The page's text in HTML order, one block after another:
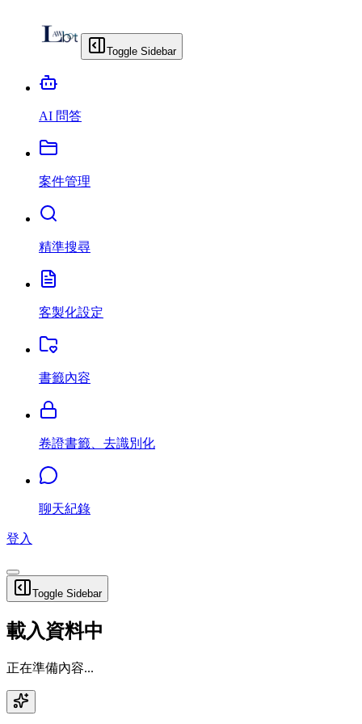
Toggle Sidebar
AI 問答
案件管理
精準搜尋
客製化設定
書籤內容
卷證書籤、去識別化
聊天紀錄
登入
Toggle Sidebar
載入資料中
正在準備內容...